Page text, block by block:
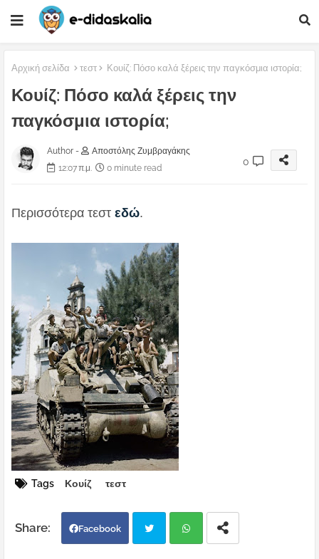
Αρχική σελίδα τεστ Κουίζ: Πόσο καλά ξέρεις την παγκόσμια ιστορία;
Κουίζ: Πόσο καλά ξέρεις την
παγκόσμια ιστορία;
Author -
Αποστόλης Ζυμβραγάκης
12:07 π.μ.
0 minute read
0
Περισσότερα τεστ εδώ.
Tags Κουίζ τεστ
Facebook